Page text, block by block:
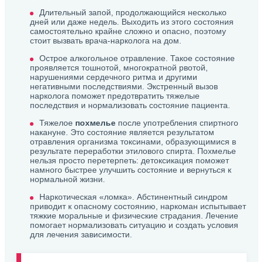
Длительный запой, продолжающийся несколько
дней или даже недель. Выходить из этого состояния
самостоятельно крайне сложно и опасно, поэтому
стоит вызвать врача-нарколога на дом.
Острое алкогольное отравление. Такое состояние
проявляется тошнотой, многократной рвотой,
нарушениями сердечного ритма и другими
негативными последствиями. Экстренный вызов
нарколога поможет предотвратить тяжелые
последствия и нормализовать состояние пациента.
Тяжелое похмелье после употребления спиртного
накануне. Это состояние является результатом
отравления организма токсинами, образующимися в
результате переработки этилового спирта. Похмелье
нельзя просто перетерпеть: детоксикация поможет
намного быстрее улучшить состояние и вернуться к
нормальной жизни.
Наркотическая «ломка». Абстинентный синдром
приводит к опасному состоянию, наркоман испытывает
тяжкие моральные и физические страдания. Лечение
помогает нормализовать ситуацию и создать условия
для лечения зависимости.